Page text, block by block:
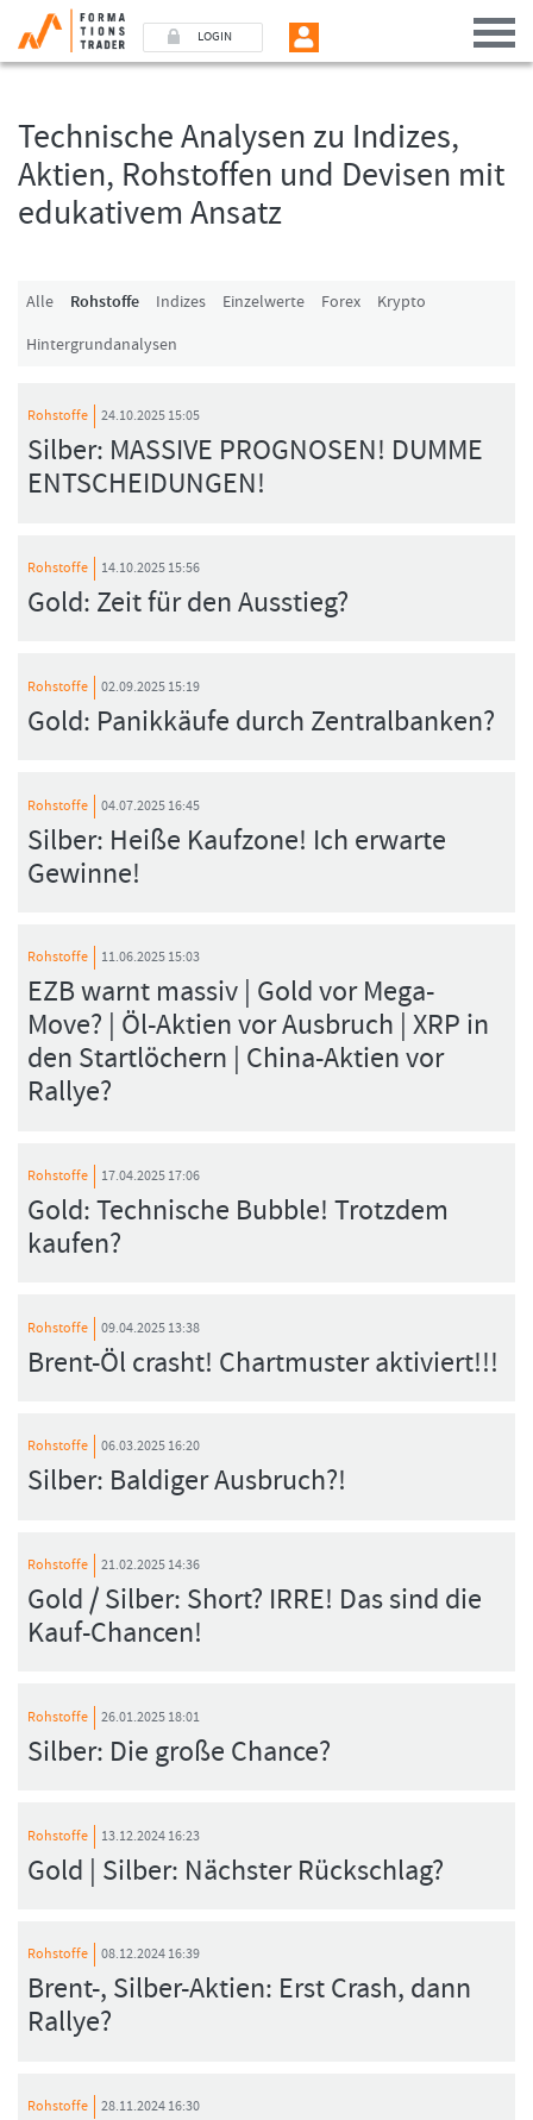
LOGIN
Technische Analysen zu Indizes,
Aktien, Rohstoffen und Devisen mit
edukativem Ansatz
Alle Rohstoffe Indizes Einzelwerte Forex
Krypto
Hintergrundanalysen
Rohstoffe 24.10.2025 15:05
Silber: MASSIVE PROGNOSEN! DUMME
ENTSCHEIDUNGEN!
Rohstoffe 14.10.2025 15:56
Gold: Zeit für den Ausstieg?
Rohstoffe 02.09.2025 15:19
Gold: Panikkäufe durch Zentralbanken?
Rohstoffe 04.07.2025 16:45
Silber: Heiße Kaufzone! Ich erwarte
Gewinne!
Rohstoffe 11.06.2025 15:03
EZB warnt massiv | Gold vor Mega-
Move? | Öl-Aktien vor Ausbruch | XRP in
den Startlöchern | China-Aktien vor
Rallye?
Rohstoffe 17.04.2025 17:06
Gold: Technische Bubble! Trotzdem
kaufen?
Rohstoffe 09.04.2025 13:38
Brent-Öl crasht! Chartmuster aktiviert!!!
Rohstoffe 06.03.2025 16:20
Silber: Baldiger Ausbruch?!
Rohstoffe 21.02.2025 14:36
Gold / Silber: Short? IRRE! Das sind die
Kauf-Chancen!
Rohstoffe 26.01.2025 18:01
Silber: Die große Chance?
Rohstoffe 13.12.2024 16:23
Gold | Silber: Nächster Rückschlag?
Rohstoffe 08.12.2024 16:39
Brent-, Silber-Aktien: Erst Crash, dann
Rallye?
Rohstoffe 28.11.2024 16:30
Benutzer (E-Mail-Adresse in Kleinschrift)
Passwort
Ich bin neu, und jetzt?
Das Formationstrader Programm bietet unterschiedliche User-Pakete. Bitte
klicken Sie unten auf „Formationstrader werden“, und finden Sie auf